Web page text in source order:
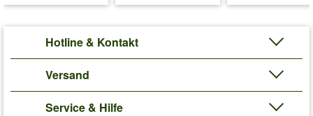
Hotline & Kontakt
Versand
Service & Hilfe